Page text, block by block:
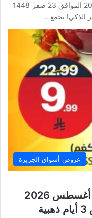
عروض الثلاجة العالمية اليوم 6 أغسطس 2026 الموافق 23 صفر 1448
الذكي! نجمع…
عروض أسواق الجزيرة
عروض أسواق الجزيرة اليوم 6 أغسطس 2026